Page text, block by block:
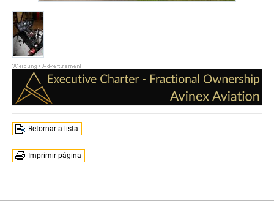
Retornar a lista
Imprimir página